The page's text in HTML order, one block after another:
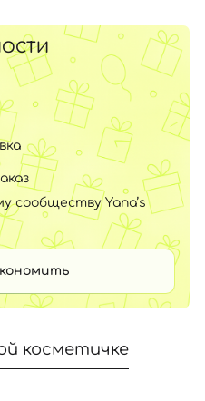
сообществу Yana’s
косметичке